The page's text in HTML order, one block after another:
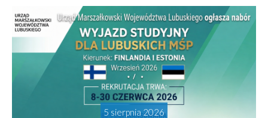
5 sierpnia 2026